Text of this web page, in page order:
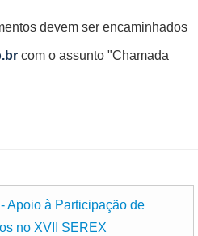
devem ser encaminhados
com o assunto "Chamada
Apoio à Participação de
no XVII SEREX